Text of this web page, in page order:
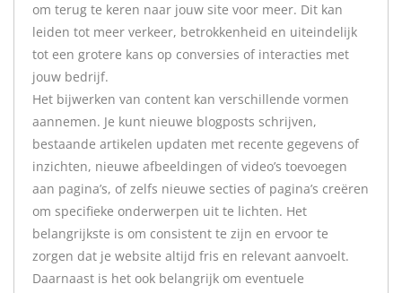
om terug te keren naar jouw site voor meer. Dit kan
leiden tot meer verkeer, betrokkenheid en uiteindelijk
tot een grotere kans op conversies of interacties met
jouw bedrijf.
Het bijwerken van content kan verschillende vormen
aannemen. Je kunt nieuwe blogposts schrijven,
bestaande artikelen updaten met recente gegevens of
inzichten, nieuwe afbeeldingen of video’s toevoegen
aan pagina’s, of zelfs nieuwe secties of pagina’s creëren
om specifieke onderwerpen uit te lichten. Het
belangrijkste is om consistent te zijn en ervoor te
zorgen dat je website altijd fris en relevant aanvoelt.
Daarnaast is het ook belangrijk om eventuele